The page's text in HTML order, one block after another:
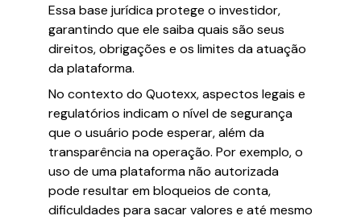
Essa base jurídica protege o investidor,
garantindo que ele saiba quais são seus
direitos, obrigações e os limites da atuação
da plataforma.
No contexto do Quotexx, aspectos legais e
regulatórios indicam o nível de segurança
que o usuário pode esperar, além da
transparência na operação. Por exemplo, o
uso de uma plataforma não autorizada
pode resultar em bloqueios de conta,
dificuldades para sacar valores e até mesmo